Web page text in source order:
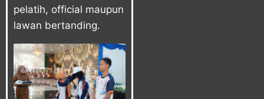
pelatih, official maupun
lawan bertanding.